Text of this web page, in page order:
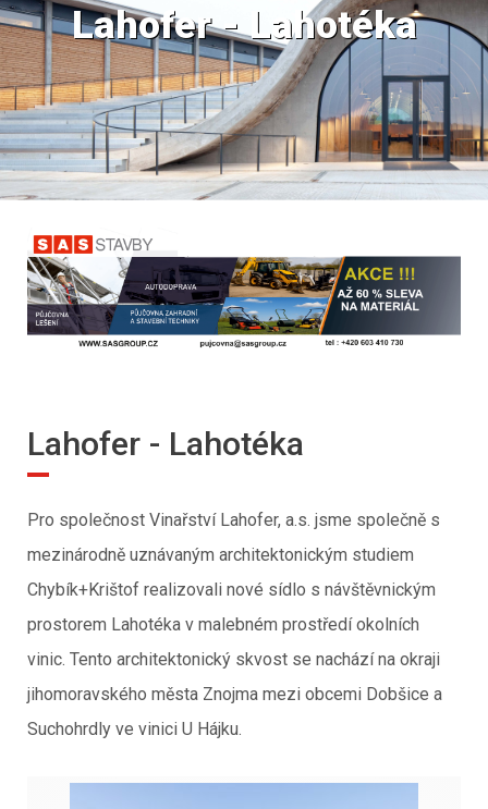
Lahofer - Lahotéka
Lahofer - Lahotéka
Pro společnost Vinařství Lahofer, a.s. jsme společně s
mezinárodně uznávaným architektonickým studiem
Chybík+Krištof realizovali nové sídlo s návštěvnickým
prostorem Lahotéka v malebném prostředí okolních
vinic. Tento architektonický skvost se nachází na okraji
jihomoravského města Znojma mezi obcemi Dobšice a
Suchohrdly ve vinici U Hájku.